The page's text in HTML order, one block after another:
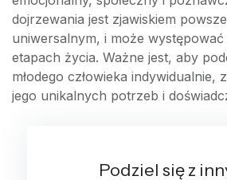
dojrzewania jest zjawiskiem
uniwersalnym, i może
etapach życia. Ważne jest, aby
młodego człowieka indywidualnie,
jego unikalnych potrzeb i
Podziel się z